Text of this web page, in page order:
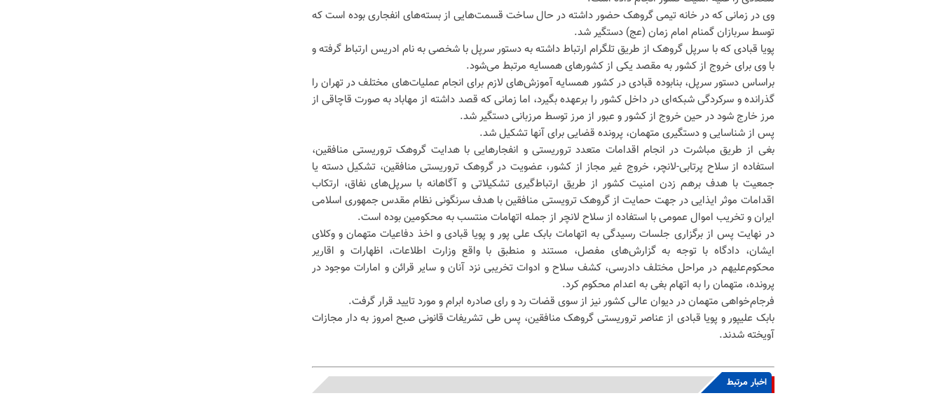
وی در زمانی که در خانه تیمی گروهک حضور داشته در حال ساخت قسمت‌هایی از بسته‌های انفجاری بوده است که
توسط سربازان گمنام امام زمان (عج) دستگیر شد.
پویا قبادی که با سرپل گروهک از طریق تلگرام ارتباط داشته به دستور سرپل با شخصی به نام ادریس ارتباط گرفته و
با وی برای خروج از کشور به مقصد یکی از کشورهای همسایه مرتبط می‌شود.
براساس دستور سرپل، بنابوده قبادی در کشور همسایه آموزش‌های لازم برای انجام عملیات‌های مختلف در تهران را
گذرانده و سرکردگی شبکه‌ای در داخل کشور را برعهده بگیرد، اما زمانی که قصد داشته از مهاباد به صورت قاچاقی از
مرز خارج شود در حین خروج از کشور و عبور از مرز توسط مرزبانی دستگیر شد.
پس از شناسایی و دستگیری متهمان، پرونده قضایی برای آنها تشکیل شد.
بغی از طریق مباشرت در انجام اقدامات متعدد تروریستی و انفجارهایی با هدایت گروهک تروریستی منافقین،
استفاده از سلاح پرتابی-لانچر، خروج غیر مجاز از کشور، عضویت در گروهک تروریستی منافقین، تشکیل دسته یا
جمعیت با هدف برهم زدن امنیت کشور از طریق ارتباط‌گیری تشکیلاتی و آگاهانه با سرپل‌های نفاق، ارتکاب
اقدامات موثر ایذایی در جهت حمایت از گروهک ترویستی منافقین با هدف سرنگونی نظام مقدس جمهوری اسلامی
ایران و تخریب اموال عمومی با استفاده از سلاح لانچر از جمله اتهامات منتسب به محکومین بوده است.
در نهایت پس از برگزاری جلسات رسیدگی به اتهامات بابک علی پور و پویا قبادی و اخذ دفاعیات متهمان و وکلای
ایشان، دادگاه با توجه به گزارش‌های مفصل، مستند و منطبق با واقع وزارت اطلاعات، اظهارات و اقاریر
محکوم‌علیهم در مراحل مختلف دادرسی، کشف سلاح و ادوات تخریبی نزد آنان و سایر قرائن و امارات موجود در
پرونده، متهمان را به اتهام بغی به اعدام محکوم کرد.
فرجام‌خواهی متهمان در دیوان عالی کشور نیز از سوی قضات رد و رای صادره ابرام و مورد تایید قرار گرفت.
بابک علیپور و پویا قبادی از عناصر تروریستی گروهک منافقین، پس طی تشریفات قانونی صبح امروز به دار مجازات
آویخته شدند.
اخبار مرتبط